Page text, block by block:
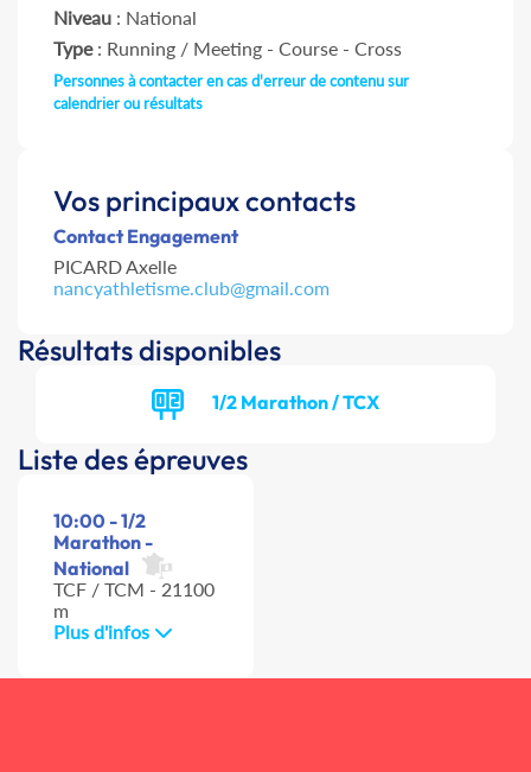
Niveau : National
Type: Running / Meeting - Course - Cross
Personnes à contacter en cas d'erreur de contenu sur
calendrier ou résultats
Vos principaux contacts
Contact Engagement
PICARD Axelle
nancyathletisme.club@gmail.com
Résultats disponibles
1/2 Marathon / TCX
Liste des épreuves
10:00 - 1/2
Marathon -
National
TCF / TCM - 21100
m
Plus d'infos